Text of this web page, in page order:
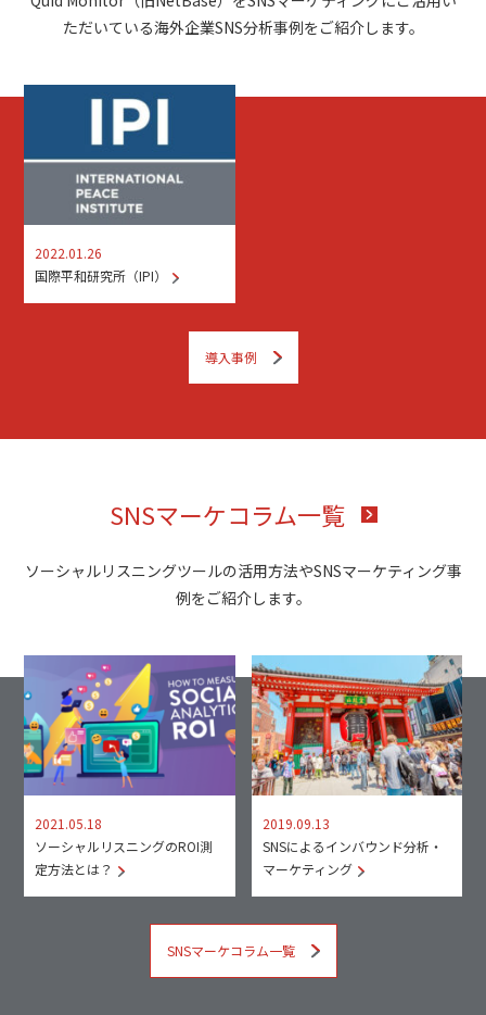
ただいている海外企業SNS分析事例をご紹介します。
2022.01.26
国際平和研究所（IPI）
導入事例
SNSマーケコラム一覧
ソーシャルリスニングツールの活用方法やSNSマーケティング事
例をご紹介します。
2021.05.18
ソーシャルリスニングのROI測
定方法とは？
2019.09.13
SNSによるインバウンド分析・
マーケティング
SNSマーケコラム一覧